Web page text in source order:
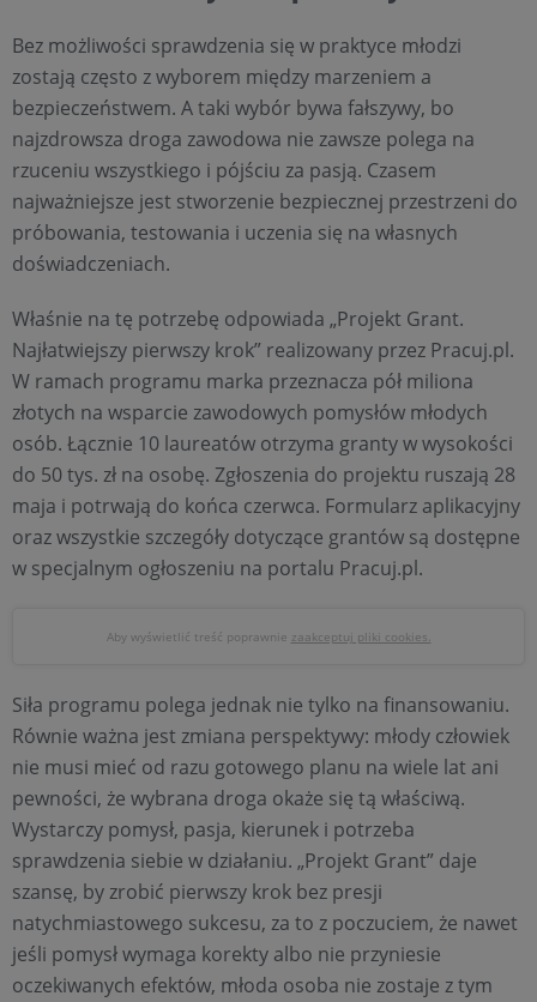
Bez możliwości sprawdzenia się w praktyce młodzi
zostają często z wyborem między marzeniem a
bezpieczeństwem. A taki wybór bywa fałszywy, bo
najzdrowsza droga zawodowa nie zawsze polega na
rzuceniu wszystkiego i pójściu za pasją. Czasem
najważniejsze jest stworzenie bezpiecznej przestrzeni do
próbowania, testowania i uczenia się na własnych
doświadczeniach.
Właśnie na tę potrzebę odpowiada „Projekt Grant.
Najłatwiejszy pierwszy krok” realizowany przez Pracuj.pl.
W ramach programu marka przeznacza pół miliona
złotych na wsparcie zawodowych pomysłów młodych
osób. Łącznie 10 laureatów otrzyma granty w wysokości
do 50 tys. zł na osobę. Zgłoszenia do projektu ruszają 28
maja i potrwają do końca czerwca. Formularz aplikacyjny
oraz wszystkie szczegóły dotyczące grantów są dostępne
w specjalnym ogłoszeniu na portalu Pracuj.pl.
Aby wyświetlić treść poprawnie zaakceptuj pliki cookies.
Siła programu polega jednak nie tylko na finansowaniu.
Równie ważna jest zmiana perspektywy: młody człowiek
nie musi mieć od razu gotowego planu na wiele lat ani
pewności, że wybrana droga okaże się tą właściwą.
Wystarczy pomysł, pasja, kierunek i potrzeba
sprawdzenia siebie w działaniu. „Projekt Grant” daje
szansę, by zrobić pierwszy krok bez presji
natychmiastowego sukcesu, za to z poczuciem, że nawet
jeśli pomysł wymaga korekty albo nie przyniesie
oczekiwanych efektów, młoda osoba nie zostaje z tym